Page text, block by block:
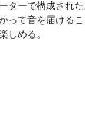
ターで構成され
って音を届ける
しめる。